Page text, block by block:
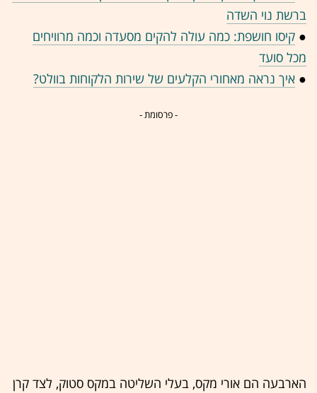
ברשת נוי השדה
● קיסו חושפת: כמה עולה להקים מסעדה וכמה מרוויחים
מכל סועד
● איך נראה מאחורי הקלעים של שירות הלקוחות בוולט?
- פרסומת -
הארבעה הם אורי מקס, בעלי השליטה במקס סטוק, לצד קרן